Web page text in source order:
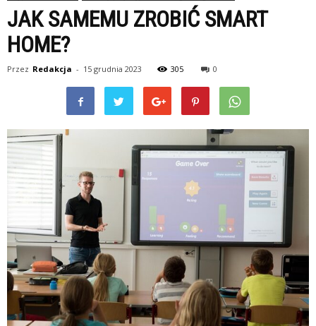
JAK SAMEMU ZROBIĆ SMART
HOME?
Przez Redakcja - 15 grudnia 2023 305 0